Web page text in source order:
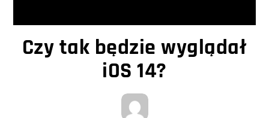
Czy tak będzie wyglądał
iOS 14?